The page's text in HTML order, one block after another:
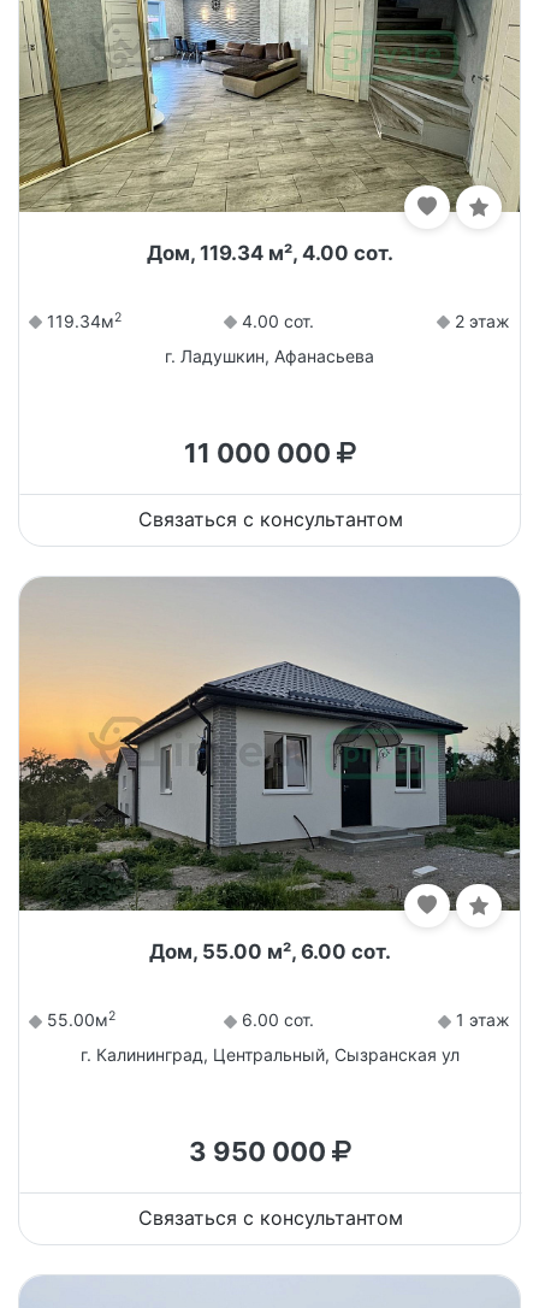
Дом, 119.34 м², 4.00 сот.
119.34м2 4.00 сот.
2 этаж
г. Ладушкин, Афанасьева
11 000 000
Связаться с консультантом
Дом, 55.00 м², 6.00 сот.
55.00м2 6.00 сот.
1 этаж
г. Калининград, Центральный, Сызранская ул
3 950 000
Связаться с консультантом